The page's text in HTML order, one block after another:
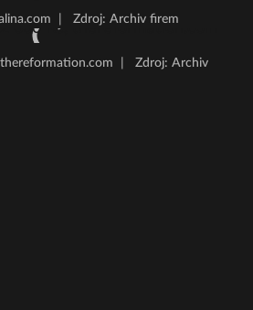
Zdroj: Archiv firem
Zdroj: Archiv